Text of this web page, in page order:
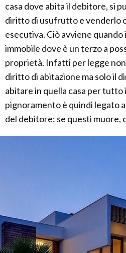
casa dove abita il debitore, si
diritto di usufrutto e venderlo
esecutiva. Ciò avviene
immobile dove è un terzo a
proprietà. Infatti per legge
diritto di abitazione ma solo il
abitare in quella casa per tutto
pignoramento è quindi legato
del debitore: se questi muore,